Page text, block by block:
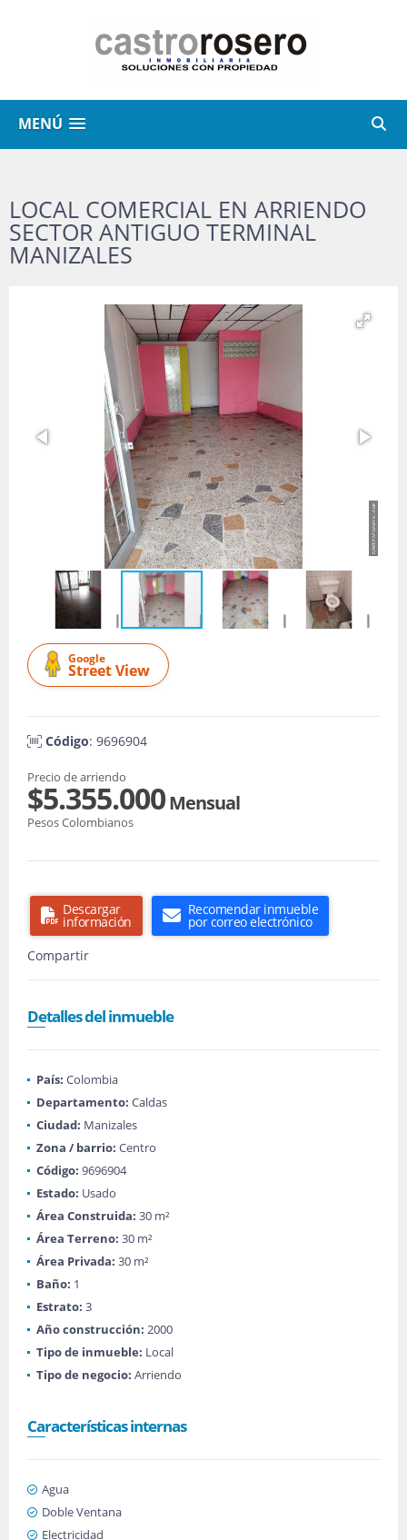
MENÚ
LOCAL COMERCIAL EN ARRIENDO
SECTOR ANTIGUO TERMINAL
MANIZALES
Google
Street View
Código: 9696904
Precio de arriendo
$5.355.000Mensual
Pesos Colombianos
Descargar
información
Recomendar inmueble
por correo electrónico
Compartir
Detalles del inmueble
País: Colombia
Departamento: Caldas
Ciudad: Manizales
Zona / barrio: Centro
Código: 9696904
Estado: Usado
Área Construida: 30 m²
Área Terreno: 30 m²
Área Privada: 30 m²
Baño: 1
Estrato: 3
Año construcción: 2000
Tipo de inmueble: Local
Tipo de negocio: Arriendo
Características internas
Agua
Doble Ventana
Electricidad